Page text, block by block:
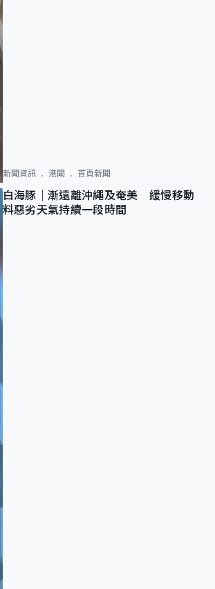
新聞資訊 港聞 首頁新聞
白海豚｜漸遠離沖繩及奄美 緩慢移動
料惡劣天氣持續一段時間